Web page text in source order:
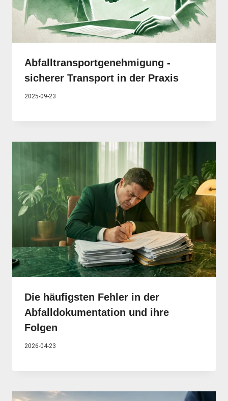
Abfalltransportgenehmigung -
sicherer Transport in der Praxis
2025-09-23
Die häufigsten Fehler in der
Abfalldokumentation und ihre
Folgen
2026-04-23